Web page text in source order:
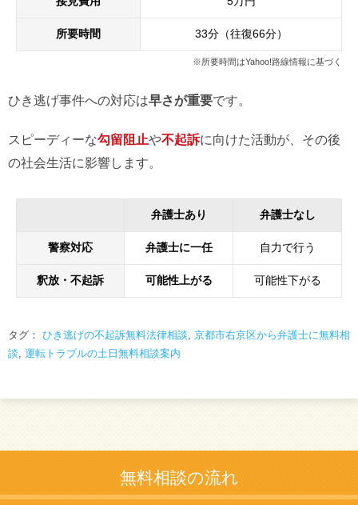
所要時間 33分（往復66分）
※所要時間はYahoo!路線情報に基づく
ひき逃げ事件への対応は早さが重要です。
スピーディーな勾留阻止や不起訴に向けた活動が、その後
の社会生活に影響します。
弁護士あり 弁護士なし
警察対応 弁護士に一任 自力で行う
釈放・不起訴 可能性上がる 可能性下がる
タグ： ひき逃げの不起訴無料法律相談, 京都市右京区から弁護士に無料相
談, 運転トラブルの土日無料相談案内
無料相談の流れ